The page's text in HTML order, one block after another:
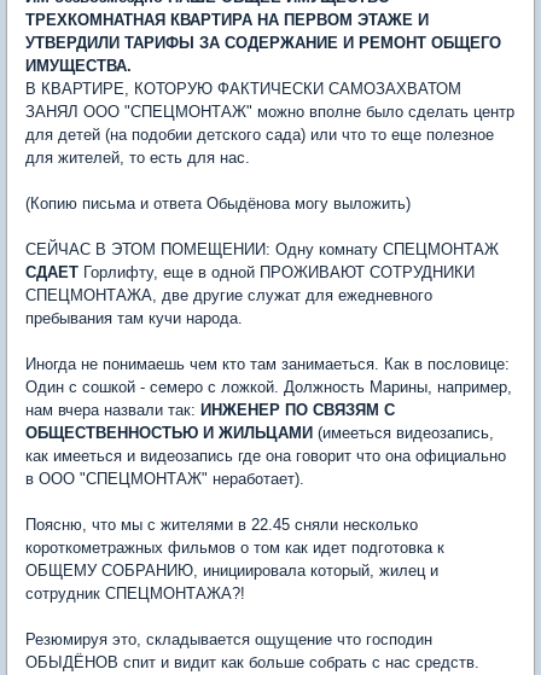
ТРЕХКОМНАТНАЯ КВАРТИРА НА ПЕРВОМ ЭТАЖЕ И
УТВЕРДИЛИ ТАРИФЫ ЗА СОДЕРЖАНИЕ И РЕМОНТ ОБЩЕГО
ИМУЩЕСТВА.
В КВАРТИРЕ, КОТОРУЮ ФАКТИЧЕСКИ САМОЗАХВАТОМ
ЗАНЯЛ ООО "СПЕЦМОНТАЖ" можно вполне было сделать центр
для детей (на подобии детского сада) или что то еще полезное
для жителей, то есть для нас.
(Копию письма и ответа Обыдёнова могу выложить)
СЕЙЧАС В ЭТОМ ПОМЕЩЕНИИ: Одну комнату СПЕЦМОНТАЖ
СДАЕТ Горлифту, еще в одной ПРОЖИВАЮТ СОТРУДНИКИ
СПЕЦМОНТАЖА, две другие служат для ежедневного
пребывания там кучи народа.
Иногда не понимаешь чем кто там занимаеться. Как в пословице:
Один с сошкой - семеро с ложкой. Должность Марины, например,
нам вчера назвали так: ИНЖЕНЕР ПО СВЯЗЯМ С
ОБЩЕСТВЕННОСТЬЮ И ЖИЛЬЦАМИ (имееться видеозапись,
как имееться и видеозапись где она говорит что она официально
в ООО "СПЕЦМОНТАЖ" неработает).
Поясню, что мы с жителями в 22.45 сняли несколько
короткометражных фильмов о том как идет подготовка к
ОБЩЕМУ СОБРАНИЮ, инициировала который, жилец и
сотрудник СПЕЦМОНТАЖА?!
Резюмируя это, складывается ощущение что господин
ОБЫДЁНОВ спит и видит как больше собрать с нас средств.